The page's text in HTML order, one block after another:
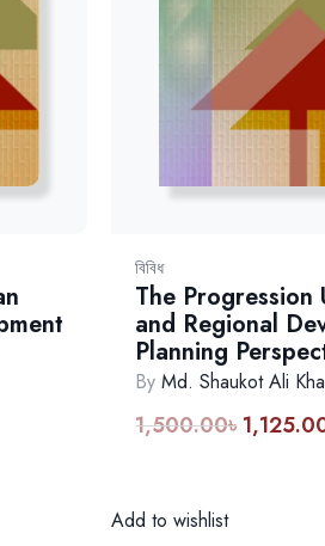
বিবিধ
The Progression
and Regional
Planning
ByMd. Shaukot Ali
1,500.00৳ Original
Add to wishlist